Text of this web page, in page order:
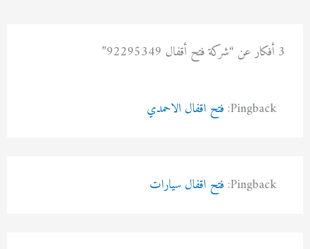
3 أفكار عن “شركة فتح أقفال 92295349”
Pingback: فتح اقفال الاحمدي
Pingback: فتح اقفال سيارات